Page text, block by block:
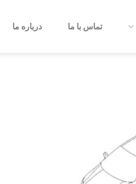
تماس با ما درباره ما